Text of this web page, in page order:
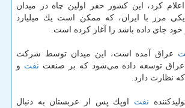
كرد، این كشور حفر اولین چاه در میدان
مرز با ایران، كه ممكن است یك میلیارد
خود جای داده باشد را آغاز كرده است.
عراق آمده است، این میدان توسط شركت
توسعه داده می‌شود كه بر صنعت نفت و
نظارت دارد.
نفت اوپك پس از عربستان به دنبال